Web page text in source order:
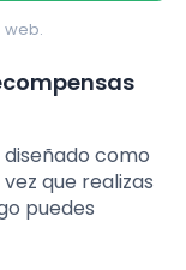
web.
como
que realizas
puedes